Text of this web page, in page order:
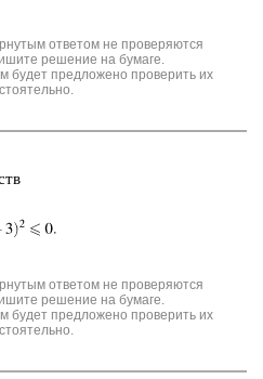
ответом не проверяются
решение на бумаге.
будет предложено проверить их
ответом не проверяются
решение на бумаге.
будет предложено проверить их